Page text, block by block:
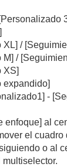
[Personalizado
XL] /
M] /
XS]
expandido]
-
enfoque] al
el cuadro
o al